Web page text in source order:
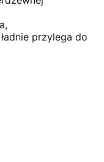
przylega do